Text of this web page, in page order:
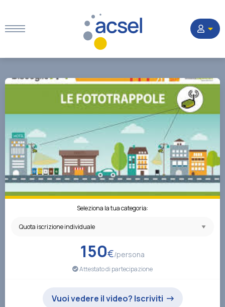
Settori
Corsi
Quesiti
La Società
Contatti
Seleziona la tua categoria:
150€/persona
Attestato di partecipazione
Vuoi vedere il video? Iscriviti